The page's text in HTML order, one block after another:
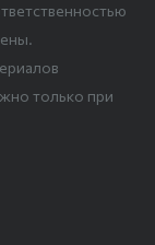
только при